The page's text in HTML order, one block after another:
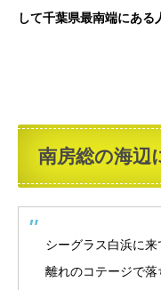
して千葉県最南端にある
南房総の海辺
シーグラス白浜に来
離れのコテージで落